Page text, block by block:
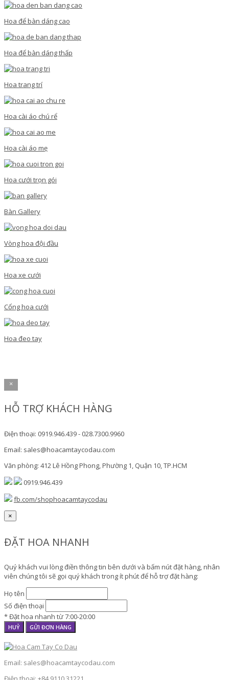
Hoa để bàn dáng cao
Hoa để bàn dáng thấp
Hoa trang trí
Hoa cài áo chú rể
Hoa cài áo mẹ
Hoa cưới trọn gói
Bàn Gallery
Vòng hoa đội đầu
Hoa xe cưới
Cổng hoa cưới
Hoa đeo tay
×
HỖ TRỢ KHÁCH HÀNG
Điện thoại: 0919.946.439 - 028.7300.9960
Email: sales@hoacamtaycodau.com
Văn phòng: 412 Lê Hồng Phong, Phường 1, Quận 10, TP.HCM
0919.946.439
fb.com/shophoacamtaycodau
×
ĐẶT HOA NHANH
Quý khách vui lòng điền thông tin bên dưới và bấm nút đặt hàng, nhân
viên chúng tôi sẽ gọi quý khách trong ít phút để hỗ trợ đặt hàng:
Họ tên
Số điện thoại
* Đặt hoa nhanh từ 7:00-20:00
HUỶ GỬI ĐƠN HÀNG
Email: sales@hoacamtaycodau.com